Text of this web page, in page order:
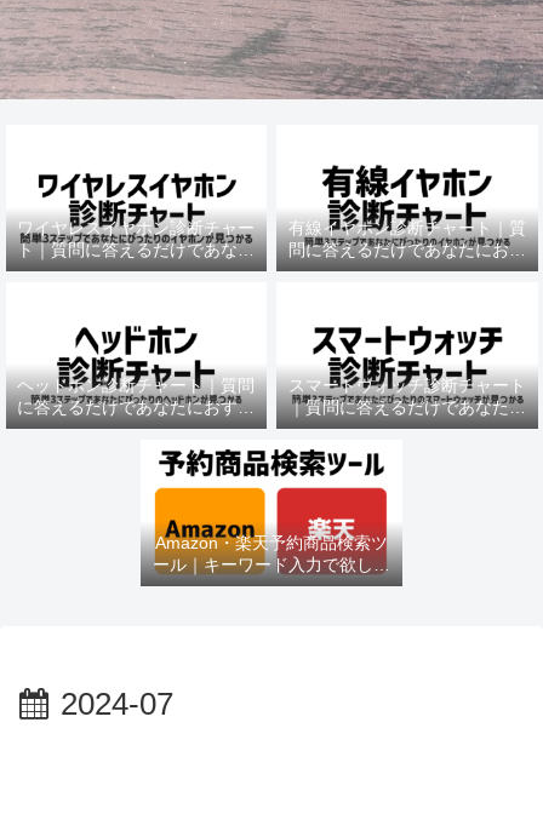
ワイヤレスイヤホン診断チャー
ト｜質問に答えるだけであなた
におすすめの機種がわかる
有線イヤホン診断チャート｜質
問に答えるだけであなたにおす
すめの機種がわかる
ヘッドホン診断チャート｜質問
に答えるだけであなたにおすす
めの機種がわかる
スマートウォッチ診断チャート
｜質問に答えるだけであなたに
おすすめの機種がわかる
Amazon・楽天予約商品検索ツ
ール｜キーワード入力で欲しい
商品を即チェック
2024-07